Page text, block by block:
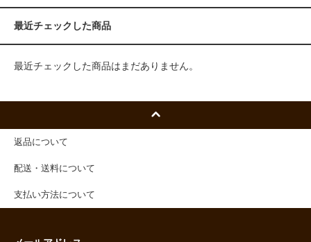
最近チェックした商品
最近チェックした商品はまだありません。
返品について
配送・送料について
支払い方法について